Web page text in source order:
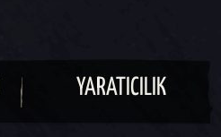
YARATICILIK